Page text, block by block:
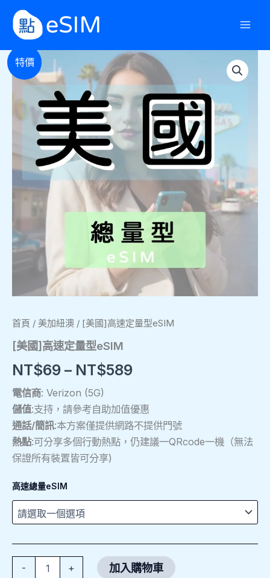
要
內
特價
首頁 / 美加紐澳 / [美國]高速定量型eSIM
[美國]高速定量型eSIM
NT$69 – NT$589
價
格
範
圍：
NT$69
到
NT$589
電信商: Verizon (5G)
儲值:支持，請參考自助加值優惠
通話/簡訊:本方案僅提供網路不提供門號
熱點:可分享多個行動熱點，仍建議一QRcode一機（無法
保證所有裝置皆可分享)
高速總量eSIM
-
[美
國]
高
速
定
量
數
+ 加入購物車